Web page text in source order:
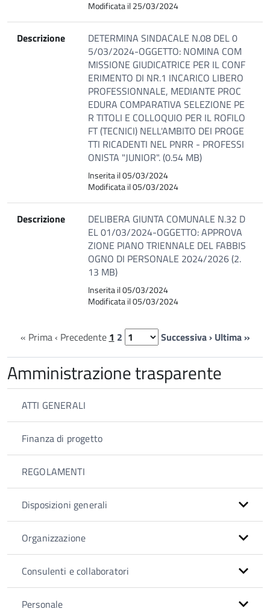
Modificata il 25/03/2024
Descrizione
DETERMINA SINDACALE N.08 DEL 0
5/03/2024-OGGETTO: NOMINA COM
MISSIONE GIUDICATRICE PER IL CONF
ERIMENTO DI NR.1 INCARICO LIBERO
PROFESSIONNALE, MEDIANTE PROC
EDURA COMPARATIVA SELEZIONE PE
R TITOLI E COLLOQUIO PER IL ROFILO
FT (TECNICI) NELL'AMBITO DEI PROGE
TTI RICADENTI NEL PNRR - PROFESSI
ONISTA "JUNIOR". (0.54 MB)
Inserita il 05/03/2024
Modificata il 05/03/2024
Descrizione
DELIBERA GIUNTA COMUNALE N.32 D
EL 01/03/2024-OGGETTO: APPROVA
ZIONE PIANO TRIENNALE DEL FABBIS
OGNO DI PERSONALE 2024/2026 (2.
13 MB)
Inserita il 05/03/2024
Modificata il 05/03/2024
« Prima‹ Precedente 1 2 Successiva › Ultima »
Amministrazione trasparente
ATTI GENERALI
Finanza di progetto
REGOLAMENTI
Disposizioni generali
Organizzazione
Consulenti e collaboratori
Personale